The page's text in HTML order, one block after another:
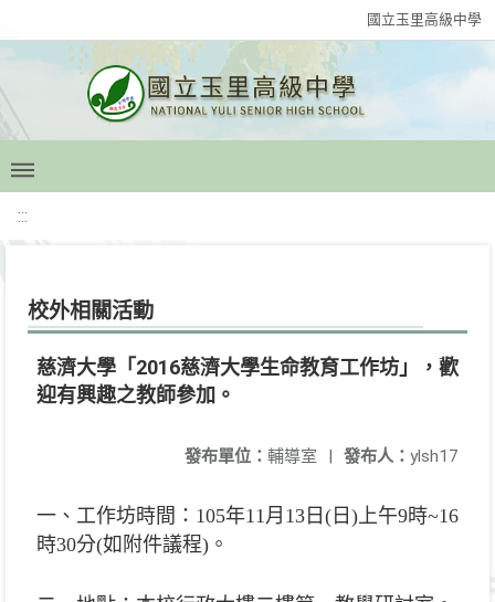
國立玉里高級中學
:::
校外相關活動
慈濟大學「2016慈濟大學生命教育工作坊」，歡
迎有興趣之教師參加。
發布人： ylsh17
發布單位： 輔導室 |
一、工作坊時間：105年11月13日(日)上午9時~16
時30分(如附件議程)。